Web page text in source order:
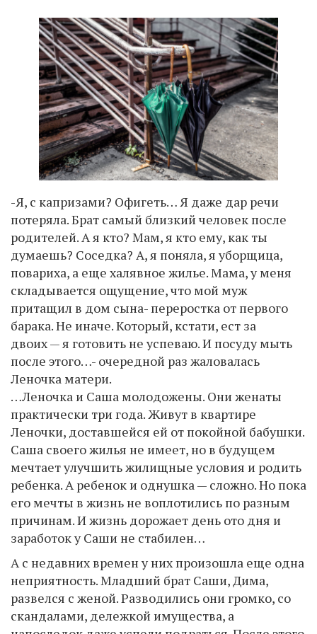
-Я, с капризами? Офигеть… Я даже дар речи
потеряла. Брат самый близкий человек после
родителей. А я кто? Мам, я кто ему, как ты
думаешь? Соседка? А, я поняла, я уборщица,
повариха, а еще халявное жилье. Мама, у меня
складывается ощущение, что мой муж
притащил в дом сына- переростка от первого
барака. Не иначе. Который, кстати, ест за
двоих — я готовить не успеваю. И посуду мыть
после этого…- очередной раз жаловалась
Леночка матери.
…Леночка и Саша молодожены. Они женаты
практически три года. Живут в квартире
Леночки, доставшейся ей от покойной бабушки.
Саша своего жилья не имеет, но в будущем
мечтает улучшить жилищные условия и родить
ребенка. А ребенок и однушка — сложно. Но пока
его мечты в жизнь не воплотились по разным
причинам. И жизнь дорожает день ото дня и
заработок у Саши не стабилен…
А с недавних времен у них произошла еще одна
неприятность. Младший брат Саши, Дима,
развелся с женой. Разводились они громко, со
скандалами, дележкой имущества, а